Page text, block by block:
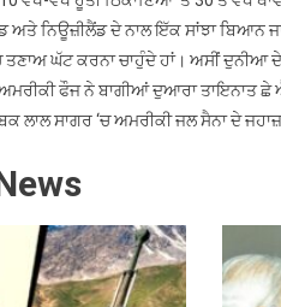
ਨਿਊਜ਼ੀਲੈਂਡ ਦੇ ਨਾਲ ਇੱਕ ਸਾਂਝਾ ਬਿਆਨ
ਤਣਾਅ ਘੱਟ ਕਰਨਾ ਚਾਹੁੰਦੇ ਹਾਂ। ਅਸੀਂ
ਫੌਜ ਨੇ ਬਾਗੀਆਂ ਦੁਆਰਾ ਤਾਇਨਾਤ ਛੇ
ਲਾਲ ਸਾਗਰ ‘ਚ ਅਮਰੀਕੀ ਜਲ ਸੈਨਾ ਦੇ